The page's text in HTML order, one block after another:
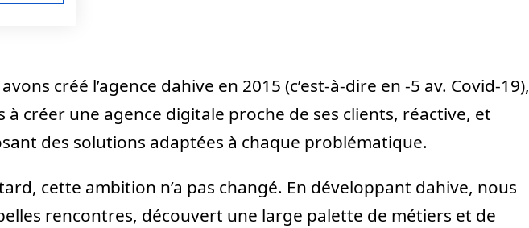
créé l’agence dahive en 2015 (c’est-à-dire en -5 av. Covid-19),
à créer une agence digitale proche de ses clients, réactive, et
des solutions adaptées à chaque problématique.
cette ambition n’a pas changé. En développant dahive, nous
rencontres, découvert une large palette de métiers et de